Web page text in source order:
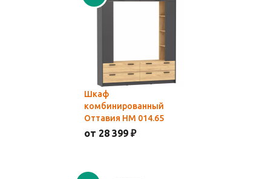
Шкаф
комбинированный
Оттавия НМ 014.65
от 28 399 ₽